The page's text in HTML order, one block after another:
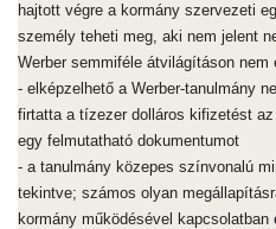
hajtott végre a kormány szervezeti
személy teheti meg, aki nem jelent
Werber semmiféle átvilágításon nem
- elképzelhető a Werber-tanulmány
firtatta a tízezer dolláros kifizetést
egy felmutatható dokumentumot
- a tanulmány közepes színvonalú
tekintve; számos olyan
kormány működésével